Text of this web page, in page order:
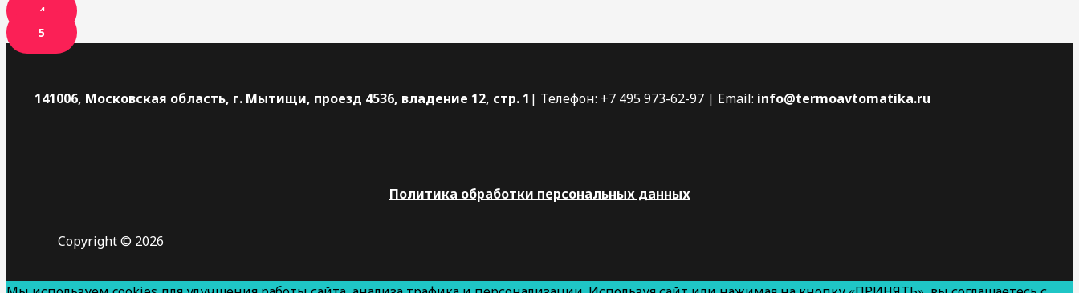
4
5
141006, Московская область, г. Мытищи, проезд 4536, владение 12, стр. 1 | Телефон: +7 495 973-62-97 | Email: info@termoavtomatika.ru
Политика обработки персональных данных
Copyright © 2026